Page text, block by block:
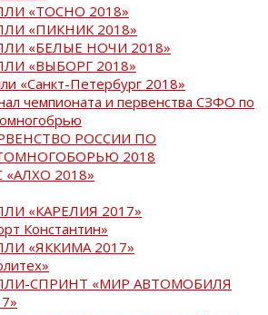
«ТОСНО 2018»
«ПИКНИК 2018»
«БЕЛЫЕ НОЧИ 2018»
«ВЫБОРГ 2018»
«Санкт-Петербург 2018»
чемпионата и первенства СЗФО по
РОССИИ ПО
2018
«АЛХО 2018»
«КАРЕЛИЯ 2017»
Константин»
«ЯККИМА 2017»
СПРИНТ «МИР АВТОМОБИЛЯ